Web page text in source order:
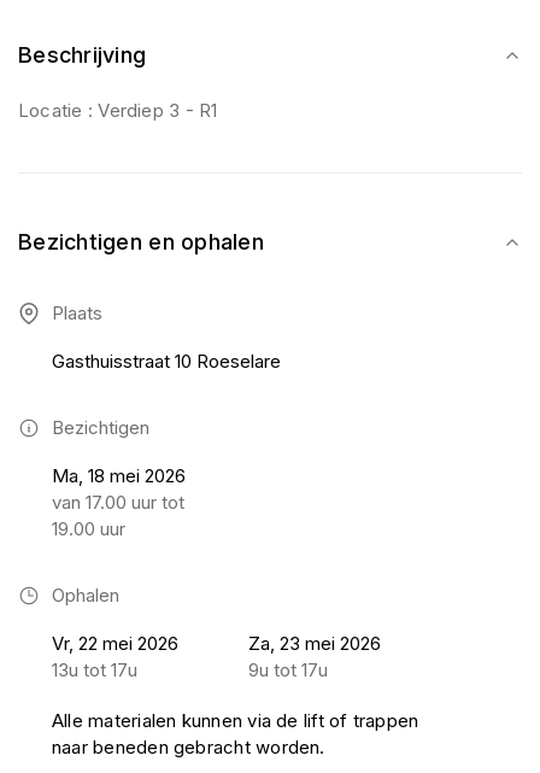
Beschrijving
Locatie : Verdiep 3 - R1
Bezichtigen en ophalen
Plaats
Gasthuisstraat 10 Roeselare
Bezichtigen
Ma, 18 mei 2026
van 17.00 uur tot
19.00 uur
Ophalen
Vr, 22 mei 2026
13u tot 17u
Za, 23 mei 2026
9u tot 17u
Alle materialen kunnen via de lift of trappen
naar beneden gebracht worden.